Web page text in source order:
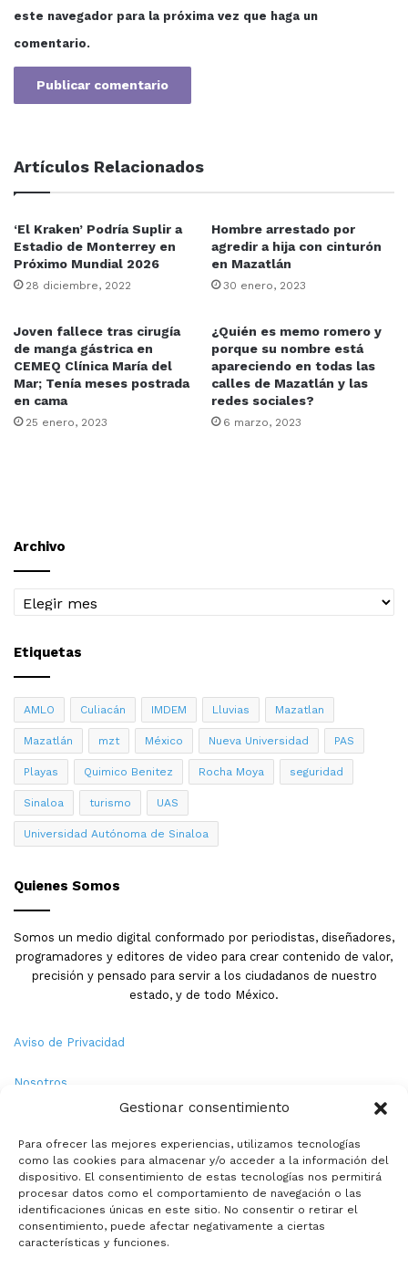
Gestionar consentimiento
Para ofrecer las mejores experiencias, utilizamos tecnologías
como las cookies para almacenar y/o acceder a la información del
dispositivo. El consentimiento de estas tecnologías nos permitirá
procesar datos como el comportamiento de navegación o las
identificaciones únicas en este sitio. No consentir o retirar el
consentimiento, puede afectar negativamente a ciertas
características y funciones.
este navegador para la próxima vez que haga un
comentario.
Artículos Relacionados
‘El Kraken’ Podría Suplir a
Estadio de Monterrey en
Próximo Mundial 2026
28 diciembre, 2022
Hombre arrestado por
agredir a hija con cinturón
en Mazatlán
30 enero, 2023
Joven fallece tras cirugía
de manga gástrica en
CEMEQ Clínica María del
Mar; Tenía meses postrada
en cama
25 enero, 2023
¿Quién es memo romero y
porque su nombre está
apareciendo en todas las
calles de Mazatlán y las
redes sociales?
6 marzo, 2023
Archivo
Archivo
Etiquetas
AMLO Culiacán IMDEM Lluvias Mazatlan
Mazatlán mzt México Nueva Universidad PAS
Playas Quimico Benitez Rocha Moya seguridad
Sinaloa turismo UAS
Universidad Autónoma de Sinaloa
Quienes Somos
Somos un medio digital conformado por periodistas, diseñadores,
programadores y editores de video para crear contenido de valor,
precisión y pensado para servir a los ciudadanos de nuestro
estado, y de todo México.
Aviso de Privacidad
Nosotros
Política de Cookies
Contacto